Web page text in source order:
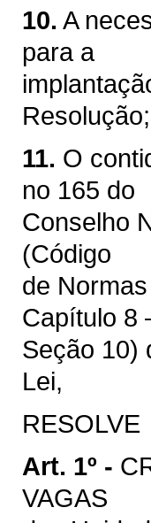
10. A
para a
Resolução;
11. O
no 165 do
Conselho
(Código
de
Capítulo 8
Seção 10)
Lei,
RESOLVE
Art. 1º -
VAGAS